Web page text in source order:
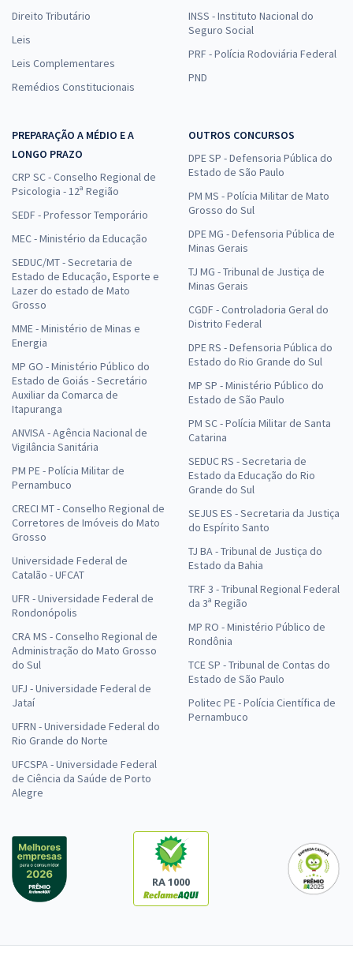
Direito Tributário
Leis
Leis Complementares
Remédios Constitucionais
INSS - Instituto Nacional do
Seguro Social
PRF - Polícia Rodoviária Federal
PND
PREPARAÇÃO A MÉDIO E A
LONGO PRAZO
CRP SC - Conselho Regional de
Psicologia - 12ª Região
SEDF - Professor Temporário
MEC - Ministério da Educação
SEDUC/MT - Secretaria de
Estado de Educação, Esporte e
Lazer do estado de Mato
Grosso
MME - Ministério de Minas e
Energia
MP GO - Ministério Público do
Estado de Goiás - Secretário
Auxiliar da Comarca de
Itapuranga
ANVISA - Agência Nacional de
Vigilância Sanitária
PM PE - Polícia Militar de
Pernambuco
CRECI MT - Conselho Regional de
Corretores de Imóveis do Mato
Grosso
Universidade Federal de
Catalão - UFCAT
UFR - Universidade Federal de
Rondonópolis
CRA MS - Conselho Regional de
Administração do Mato Grosso
do Sul
UFJ - Universidade Federal de
Jataí
UFRN - Universidade Federal do
Rio Grande do Norte
UFCSPA - Universidade Federal
de Ciência da Saúde de Porto
Alegre
OUTROS CONCURSOS
DPE SP - Defensoria Pública do
Estado de São Paulo
PM MS - Polícia Militar de Mato
Grosso do Sul
DPE MG - Defensoria Pública de
Minas Gerais
TJ MG - Tribunal de Justiça de
Minas Gerais
CGDF - Controladoria Geral do
Distrito Federal
DPE RS - Defensoria Pública do
Estado do Rio Grande do Sul
MP SP - Ministério Público do
Estado de São Paulo
PM SC - Polícia Militar de Santa
Catarina
SEDUC RS - Secretaria de
Estado da Educação do Rio
Grande do Sul
SEJUS ES - Secretaria da Justiça
do Espírito Santo
TJ BA - Tribunal de Justiça do
Estado da Bahia
TRF 3 - Tribunal Regional Federal
da 3ª Região
MP RO - Ministério Público de
Rondônia
TCE SP - Tribunal de Contas do
Estado de São Paulo
Politec PE - Polícia Científica de
Pernambuco
RA 1000